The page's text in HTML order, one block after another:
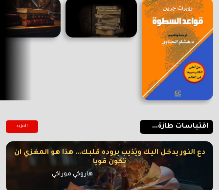
اقتباسات طازة... المزيد
دع النور يدخل اليك ويذيب بروده قلبك... هذا هو المغزي ان
تكون قويا
هاروكي موراكي